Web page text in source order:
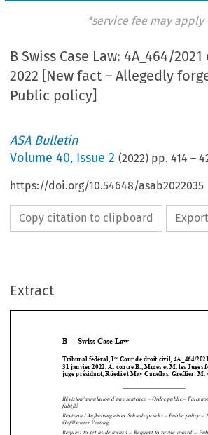
*service fee may apply
B Swiss Case Law: 4A_464/
2022 [New fact – Allegedly
Public policy]
ASA Bulletin
Volume40, Issue 2 (2022) pp.414 –
https://doi.org/10.54648/asab2022035
Copy citation to clipboard
Extract

 





B     Swiss     Case     Law
juge présidant, Rüedi et May Ca
Révision/annulation d’une sentence – Ordre public –
Revision / Aufhebung eines Schiedsspruchs – Public
Gefälschter Vertrag
Request to set aside award – Request
to revise award
facts – Allegedly forged document